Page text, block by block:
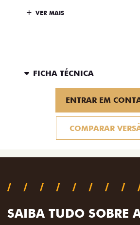
VER MAIS
FICHA TÉCNICA
ENTRAR EM
COMPARAR
SAIBA TUDO SOBRE